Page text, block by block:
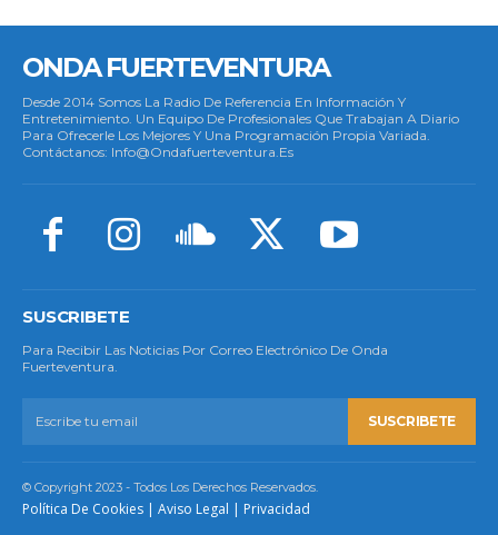
ONDA FUERTEVENTURA
Desde 2014 Somos La Radio De Referencia En Información Y
Entretenimiento. Un Equipo De Profesionales Que Trabajan A Diario
Para Ofrecerle Los Mejores Y Una Programación Propia Variada.
Contáctanos: Info@ondafuerteventura.es
SUSCRIBETE
Para Recibir Las Noticias Por Correo Electrónico De Onda
Fuerteventura.
SUSCRIBETE
© Copyright 2023 - Todos Los Derechos Reservados.
Política De Cookies | Aviso Legal | Privacidad